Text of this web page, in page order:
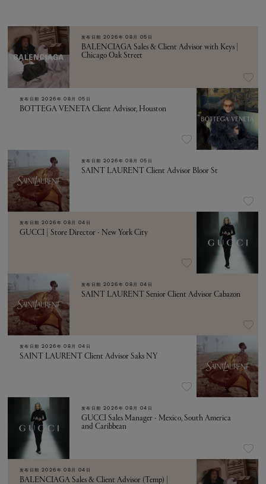
发布日期 2026年 08月 05日
BALENCIAGA Sales & Client Advisor with Keys |
Chicago Oak Street
发布日期 2026年 08月 05日
BOTTEGA VENETA Client Advisor, Houston
发布日期 2026年 08月 05日
SAINT LAURENT Client Advisor Bloor St
发布日期 2026年 08月 04日
GUCCI | Store Director - New York City
发布日期 2026年 08月 04日
SAINT LAURENT Senior Client Advisor Cabazon
发布日期 2026年 08月 04日
SAINT LAURENT Client Advisor Saks NY
发布日期 2026年 08月 04日
GUCCI Sales Manager - Mexico, South America
and Caribbean
发布日期 2026年 08月 04日
BALENCIAGA Sales & Client Advisor (Temp) |